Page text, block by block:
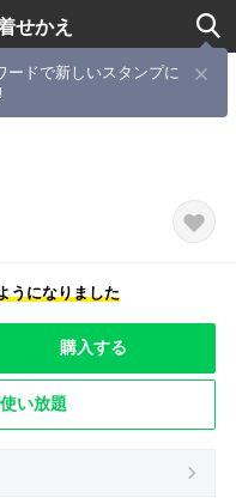
せかえ
ードで新しいスタンプに
着せ替え
うになりました
購入する
い放題